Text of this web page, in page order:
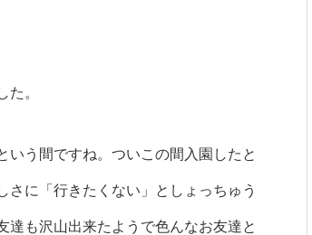
た。
いう間ですね。 ついこの間入園したと
さに 「行きたくない」と しょっちゅう
達も沢山出来たようで色んなお友達と